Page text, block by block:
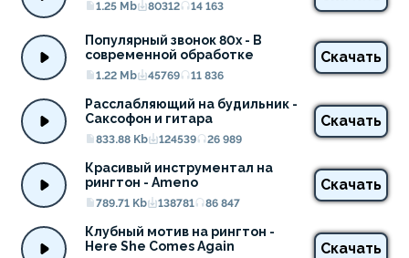
1.25 Mb 80312 14 163
Популярный звонок 80х - В
современной обработке
1.22 Mb 45769 11 836
Скачать
Расслабляющий на будильник -
Саксофон и гитара
833.88 Kb 124539 26 989
Скачать
Красивый инструментал на
рингтон - Ameno
789.71 Kb 138781 86 847
Скачать
Клубный мотив на рингтон -
Here She Comes Again
Скачать